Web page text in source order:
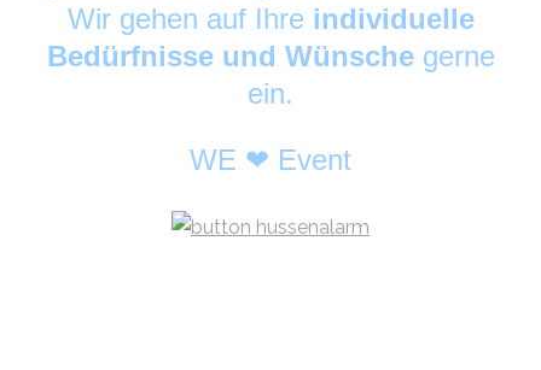
Wir gehen auf Ihre individuelle
Bedürfnisse und Wünschegerne
ein.
WE ❤ Event